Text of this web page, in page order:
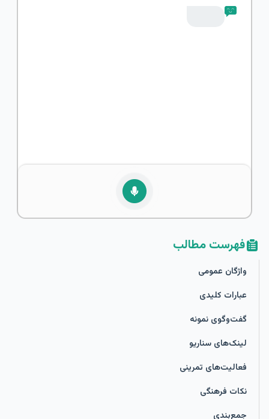
فهرست مطالب
واژگان عمومی
عبارات کلیدی
گفت‌وگوی نمونه
لینک‌های سناریو
فعالیت‌های تمرینی
نکات فرهنگی
جمع‌بندی